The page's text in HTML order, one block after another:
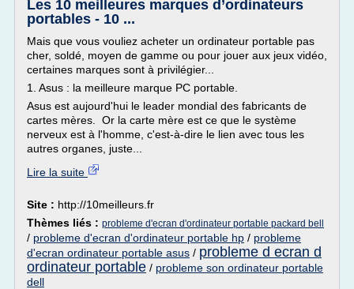
Les 10 meilleures marques d’ordinateurs
portables - 10 ...
Mais que vous vouliez acheter un ordinateur portable pas
cher, soldé, moyen de gamme ou pour jouer aux jeux vidéo,
certaines marques sont à privilégier...
1. Asus : la meilleure marque PC portable.
Asus est aujourd'hui le leader mondial des fabricants de
cartes mères. Or la carte mère est ce que le système
nerveux est à l'homme, c'est-à-dire le lien avec tous les
autres organes, juste...
Lire la suite
Site : http://10meilleurs.fr
Thèmes liés : probleme d'ecran d'ordinateur portable packard bell
/ probleme d'ecran d'ordinateur portable hp / probleme
d'ecran ordinateur portable asus / probleme d ecran d
ordinateur portable / probleme son ordinateur portable
dell